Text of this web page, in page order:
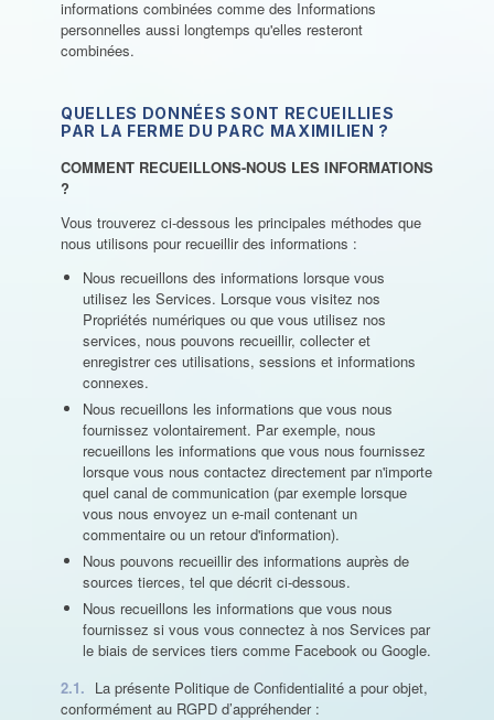
informations combinées comme des Informations
personnelles aussi longtemps qu'elles resteront
combinées.
QUELLES DONNÉES SONT RECUEILLIES
PAR LA FERME DU PARC MAXIMILIEN ?
COMMENT RECUEILLONS-NOUS LES INFORMATIONS
?
Vous trouverez ci-dessous les principales méthodes que
nous utilisons pour recueillir des informations :
Nous recueillons des informations lorsque vous
utilisez les Services. Lorsque vous visitez nos
Propriétés numériques ou que vous utilisez nos
services, nous pouvons recueillir, collecter et
enregistrer ces utilisations, sessions et informations
connexes.
Nous recueillons les informations que vous nous
fournissez volontairement. Par exemple, nous
recueillons les informations que vous nous fournissez
lorsque vous nous contactez directement par n'importe
quel canal de communication (par exemple lorsque
vous nous envoyez un e-mail contenant un
commentaire ou un retour d'information).
Nous pouvons recueillir des informations auprès de
sources tierces, tel que décrit ci-dessous.
Nous recueillons les informations que vous nous
fournissez si vous vous connectez à nos Services par
le biais de services tiers comme Facebook ou Google.
2.1. La présente Politique de Confidentialité a pour objet,
conformément au RGPD d’appréhender :